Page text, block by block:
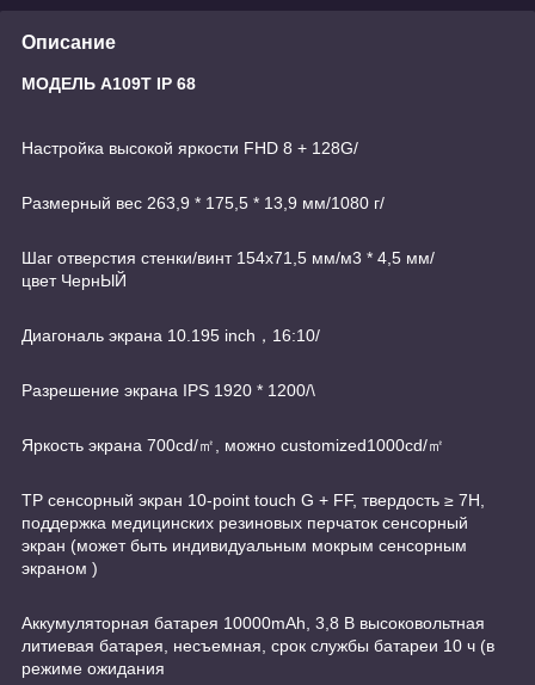
Описание
МОДЕЛЬ A109T IP 68
Настройка высокой яркости FHD 8 + 128G/
Размерный вес 263,9 * 175,5 * 13,9 мм/1080 г/
Шаг отверстия стенки/винт 154x71,5 мм/м3 * 4,5 мм/
цвет ЧернЫЙ
Диагональ экрана 10.195 inch，16:10/
Разрешение экрана IPS 1920 * 1200/\
Яркость экрана 700cd/㎡, можно customized1000cd/㎡
TP сенсорный экран 10-point touch G + FF, твердость ≥ 7H,
поддержка медицинских резиновых перчаток сенсорный
экран (может быть индивидуальным мокрым сенсорным
экраном )
Аккумуляторная батарея 10000mAh, 3,8 В высоковольтная
литиевая батарея, несъемная, срок службы батареи 10 ч (в
режиме ожидания